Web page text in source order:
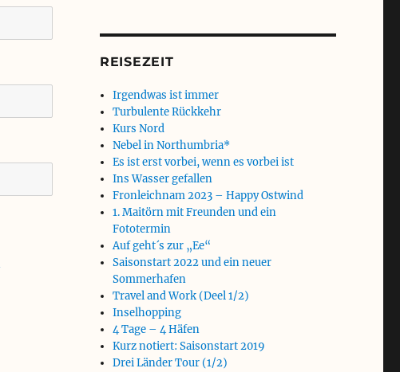
REISEZEIT
Irgendwas ist immer
Turbulente Rückkehr
Kurs Nord
Nebel in Northumbria*
Es ist erst vorbei, wenn es vorbei ist
Ins Wasser gefallen
Fronleichnam 2023 – Happy Ostwind
1. Maitörn mit Freunden und ein
Fototermin
Auf geht´s zur „Ee“
Saisonstart 2022 und ein neuer
Sommerhafen
Travel and Work (Deel 1/2)
Inselhopping
4 Tage – 4 Häfen
Kurz notiert: Saisonstart 2019
Drei Länder Tour (1/2)